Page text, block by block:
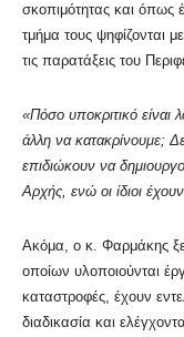
σκοπιμότητας και όπως
τμήμα τους ψηφίζονται
τις παρατάξεις του
«Πόσο υποκριτικό είναι
άλλη να κατακρίνουμε;
επιδιώκουν να
Αρχής, ενώ οι ίδιοι
Ακόμα, ο κ. Φαρμάκης
οποίων υλοποιούνται
καταστροφές, έχουν
διαδικασία και